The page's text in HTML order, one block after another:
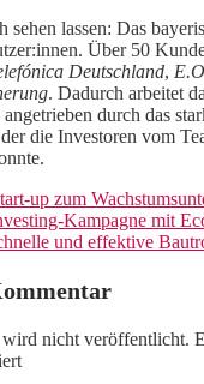
sehen lassen: Das
Über 50
Deutschland,
. Dadurch arbeitet
durch das
die Investoren vom
up zum
Kampagne mit
und effektive
nicht veröffentlicht.